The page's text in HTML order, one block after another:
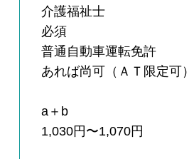
介護福祉士
必須
普通自動車運転免許
あれば尚可（ＡＴ限定可）
a＋b
1,030円〜1,070円